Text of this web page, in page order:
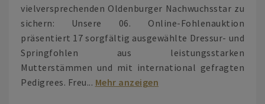
vielversprechenden Oldenburger Nachwuchsstar zu
sichern: Unsere 06. Online-Fohlenauktion
präsentiert 17 sorgfältig ausgewählte Dressur- und
Springfohlen aus leistungsstarken
Mutterstämmen und mit international gefragten
Pedigrees. Freu... Mehr anzeigen